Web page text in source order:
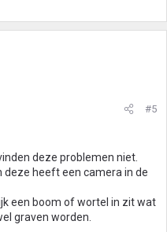
#5
deze problemen niet.
deze heeft een camera in de
een boom of wortel in zit wat
graven worden.